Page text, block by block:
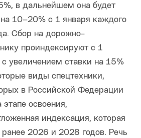
в дальнейшем она будет
10–20% с 1 января каждого
Сбор на дорожно-
проиндексируют с 1
увеличением ставки на 15%
виды спецтехники,
в Российской Федерации
этапе освоения,
индексация, которая
ранее 2026 и 2028 годов. Речь